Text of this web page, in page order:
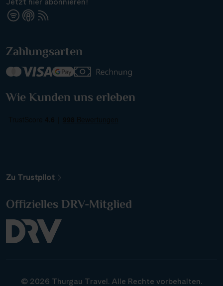
Jetzt hier abonnieren!
Zahlungsarten
Wie Kunden uns erleben
Zu Trustpilot
Offizielles DRV-Mitglied
© 2026 Thurgau Travel. Alle Rechte vorbehalten.
Suchen & Buchen
Reisezeitraum
Reisethema
Alle Sehenswürdigkeiten